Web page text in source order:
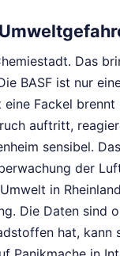
Das
BASF ist nur
Fackel brennt
auftritt,
sensibel.
der
in
Die Daten sind
hat, kann